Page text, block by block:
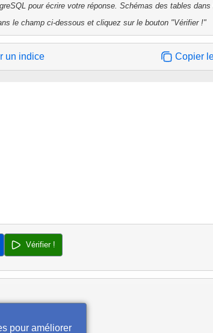
pour écrire votre réponse. Schémas des tables dans
le champ ci-dessous et cliquez sur le bouton "Vérifier !"
un indice Copier
Vérifier !
pour améliorer